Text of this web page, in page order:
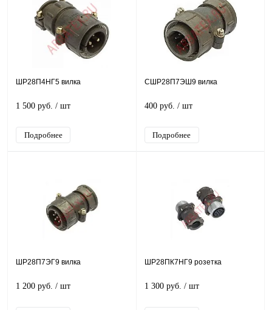
ШР28П4НГ5 вилка
1 500 руб. / шт
Подробнее
СШР28П7ЭШ9 вилка
400 руб. / шт
Подробнее
ШР28П7ЭГ9 вилка
1 200 руб. / шт
ШР28ПК7НГ9 розетка
1 300 руб. / шт